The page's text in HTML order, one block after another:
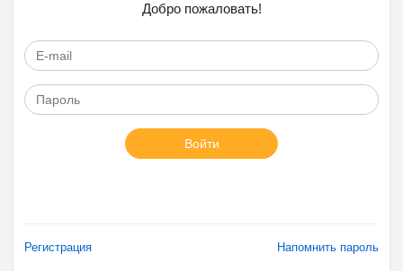
Добро пожаловать!
Войти
Регистрация Напомнить пароль